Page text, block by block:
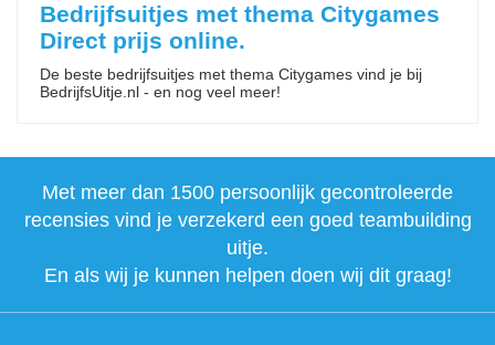
Bedrijfsuitjes met thema Citygames
Direct prijs online.
De beste bedrijfsuitjes met thema Citygames vind je bij
BedrijfsUitje.nl - en nog veel meer!
Met meer dan 1500 persoonlijk gecontroleerde
recensies vind je verzekerd een goed teambuilding
uitje.
En als wij je kunnen helpen doen wij dit graag!